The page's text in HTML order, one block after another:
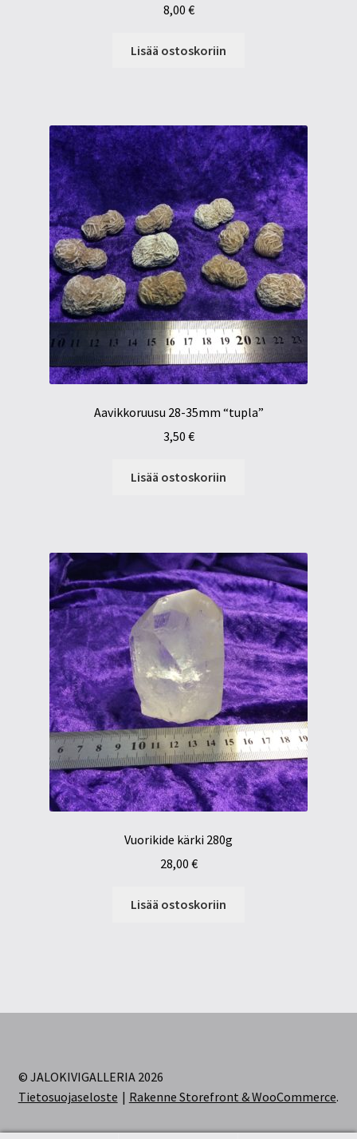
8,00 €
Lisää ostoskoriin
Aavikkoruusu 28-35mm “tupla”
3,50 €
Lisää ostoskoriin
Vuorikide kärki 280g
28,00 €
Lisää ostoskoriin
© JALOKIVIGALLERIA 2026
Tietosuojaseloste
Rakenne Storefront & WooCommerce.